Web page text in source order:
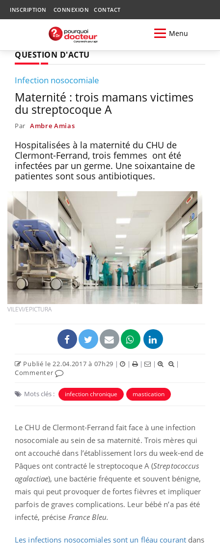
INSCRIPTION CONNEXION CONTACT
Menu
QUESTION D'ACTU
Infection nosocomiale
Maternité : trois mamans victimes
du streptocoque A
Par Ambre Amias
Hospitalisées à la maternité du CHU de
Clermont-Ferrand, trois femmes ont été
infectées par un germe. Une soixantaine de
patientes sont sous antibiotiques.
VILEVI/EPICTURA
Publié le 22.04.2017 à 07h29 | | | |
|
Commenter
Mots clés : infection chronique mastication
Le CHU de Clermont-Ferrand fait face à une infection
nosocomiale au sein de sa maternité. Trois mères qui
ont accouché dans l’établissement lors du week-end de
Pâques ont contracté le streptocoque A (Streptococcus
agalactiae), une bactérie fréquente et souvent bénigne,
mais qui peut provoquer de fortes fièvres et impliquer
parfois de graves complications. Leur bébé n’a pas été
infecté, précise France Bleu.
Les infections nosocomiales sont un fléau courantdans